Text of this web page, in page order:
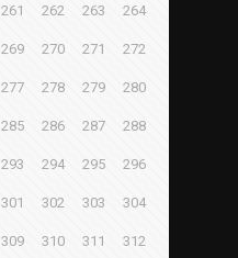
261 262 263 264
269 270 271 272
277 278 279 280
285 286 287 288
293 294 295 296
301 302 303 304
309 310 311 312